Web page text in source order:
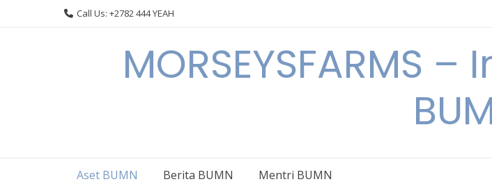
Call Us: +2782 444 YEAH
MORSEYSFARMS
Aset BUMN Berita BUMN Mentri BUMN